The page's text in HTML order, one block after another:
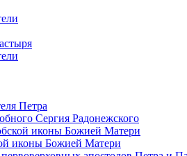
Петра
Сергия Радонежского
иконы Божией Матери
иконы Божией Матери